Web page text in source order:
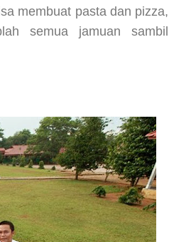
membuat pasta dan pizza,
semua jamuan sambil